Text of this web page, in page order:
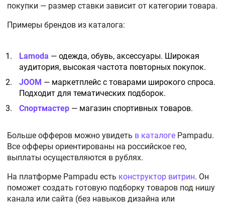
покупки — размер ставки зависит от категории товара.
Примеры брендов из каталога:
Lamoda — одежда, обувь, аксессуары. Широкая
аудитория, высокая частота повторных покупок.
JOOM — маркетплейс с товарами широкого спроса.
Подходит для тематических подборок.
Спортмастер — магазин спортивных товаров.
Больше офферов можно увидеть в каталоге Pampadu.
Все офферы ориентированы на российское гео,
выплаты осуществляются в рублях.
На платформе Pampadu есть конструктор витрин. Он
поможет создать готовую подборку товаров под нишу
канала или сайта (без навыков дизайна или